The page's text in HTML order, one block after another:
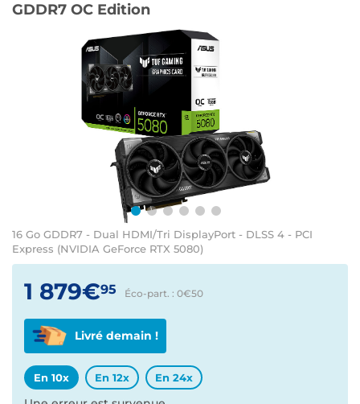
GDDR7 OC Edition
16 Go GDDR7 - Dual HDMI/Tri DisplayPort - DLSS 4 - PCI
Express (NVIDIA GeForce RTX 5080)
1 879€95 Éco-part. : 0€50
Livré demain !
En 10x En 12x En 24x